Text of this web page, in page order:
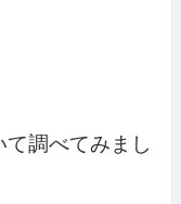
調べてみまし